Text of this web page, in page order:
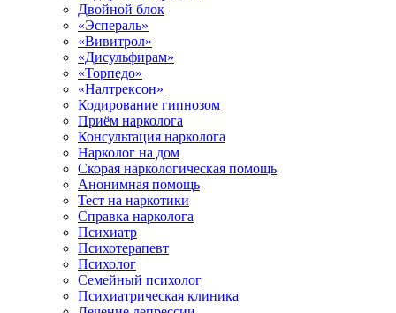
Двойной блок
«Эспераль»
«Вивитрол»
«Дисульфирам»
«Торпедо»
«Налтрексон»
Кодирование гипнозом
Приём нарколога
Консультация нарколога
Нарколог на дом
Скорая наркологическая помощь
Анонимная помощь
Тест на наркотики
Справка нарколога
Психиатр
Психотерапевт
Психолог
Семейный психолог
Психиатрическая клиника